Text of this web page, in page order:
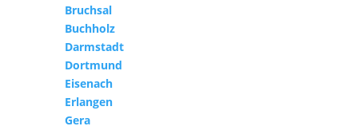
Bruchsal
Buchholz
Darmstadt
Dortmund
Eisenach
Erlangen
Gera